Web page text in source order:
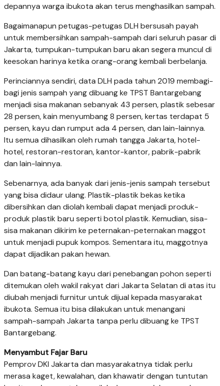
depannya warga ibukota akan terus menghasilkan sampah.
Bagaimanapun petugas-petugas DLH bersusah payah
untuk membersihkan sampah-sampah dari seluruh pasar di
Jakarta, tumpukan-tumpukan baru akan segera muncul di
keesokan harinya ketika orang-orang kembali berbelanja.
Perinciannya sendiri, data DLH pada tahun 2019 membagi-
bagi jenis sampah yang dibuang ke TPST Bantargebang
menjadi sisa makanan sebanyak 43 persen, plastik sebesar
28 persen, kain menyumbang 8 persen, kertas terdapat 5
persen, kayu dan rumput ada 4 persen, dan lain-lainnya.
Itu semua dihasilkan oleh rumah tangga Jakarta, hotel-
hotel, restoran-restoran, kantor-kantor, pabrik-pabrik
dan lain-lainnya.
Sebenarnya, ada banyak dari jenis-jenis sampah tersebut
yang bisa didaur ulang. Plastik-plastik bekas ketika
dibersihkan dan diolah kembali dapat menjadi produk-
produk plastik baru seperti botol plastik. Kemudian, sisa-
sisa makanan dikirim ke peternakan-peternakan maggot
untuk menjadi pupuk kompos. Sementara itu, maggotnya
dapat dijadikan pakan hewan.
Dan batang-batang kayu dari penebangan pohon seperti
ditemukan oleh wakil rakyat dari Jakarta Selatan di atas itu
diubah menjadi furnitur untuk dijual kepada masyarakat
ibukota. Semua itu bisa dilakukan untuk menangani
sampah-sampah Jakarta tanpa perlu dibuang ke TPST
Bantargebang.
Menyambut Fajar Baru
Pemprov DKI Jakarta dan masyarakatnya tidak perlu
merasa kaget, kewalahan, dan khawatir dengan tuntutan